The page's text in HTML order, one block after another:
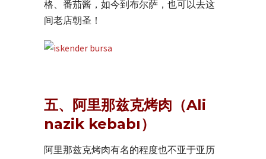
格、番茄酱，如今到布尔萨，也可以去这
间老店朝圣！
五、阿里那兹克烤肉（Ali
nazik kebabı）
阿里那兹克烤肉有名的程度也不亚于亚历